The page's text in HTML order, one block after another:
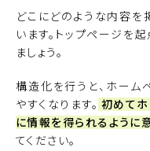
どこにどのような内容
います。トップページを
ましょう。
構造化を行うと、ホー
やすくなります。 初めて
に情報を得られるように
てください。